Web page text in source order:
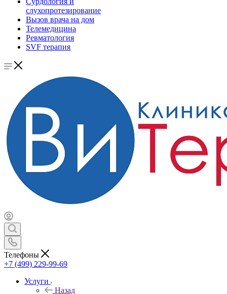
слухопротезирование
Вызов врача на дом
Телемедицина
Ревматология
SVF терапия
Телефоны
+7 (499) 229-99-69
Услуги
Назад